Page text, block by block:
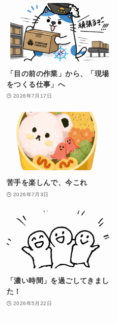
「目の前の作業」から、「現場
をつくる仕事」へ
2026年7月17日
苦手を楽しんで、今これ
2026年7月3日
「濃い時間」を過ごしてきまし
た！
2026年5月22日